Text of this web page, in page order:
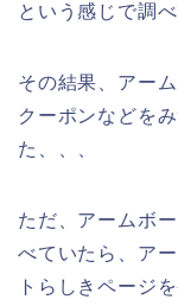
という感じで調
その結果、アー
クーポンなどを
た、、、
ただ、アームボ
べていたら、ア
トらしきページ